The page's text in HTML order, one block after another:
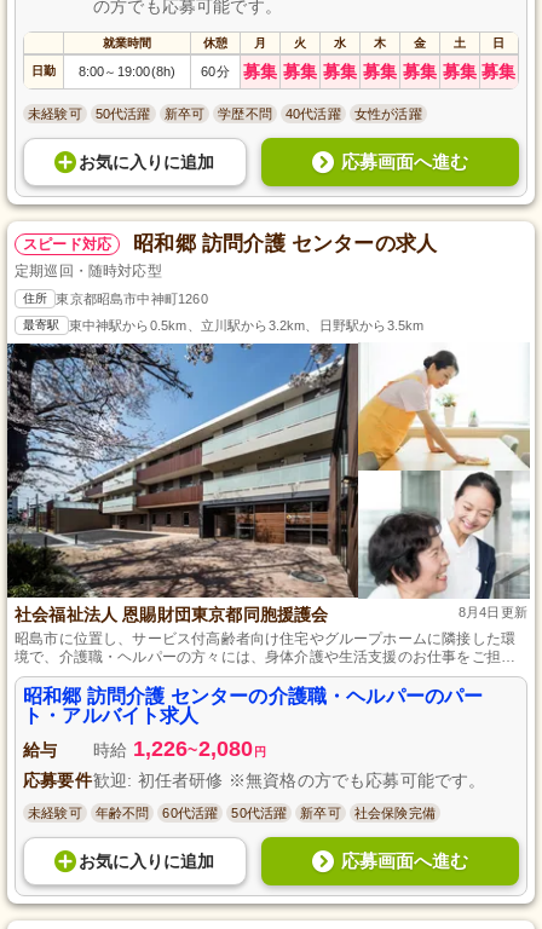
の方でも応募可能です。
就業時間 休憩 月 火 水 木 金 土 日
日勤 8:00～ 19:00(8h) 60分 募集 募集 募集 募集 募集 募集 募集
未経験可 50代活躍 新卒可 学歴不問 40代活躍 女性が活躍
お気に入り に追加 応募画面へ進む
スピード対応 昭和郷 訪問介護 センターの求人
定期巡回・随時対応型
住所 東京都昭島市中神町1260
最寄駅 東中神駅から0.5km、立川駅から3.2km、日野駅から3.5km
社会福祉法人 恩賜財団東京都同胞援護会 8月4日更新
昭島市に位置し、サービス付高齢者向け住宅やグループホームに隣接した環
境で、介護職・ヘルパーの方々には、身体介護や生活支援のお仕事をご担当
いただきます。初任者研修資格をお持ちであれば、未経験でも歓迎します。
週3日から勤務が可能で、ライフスタイルに合わせたフレキシブルな働き方を
サポートします。移動の楽さも魅力の一つです。
昭和郷 訪問介護 センターの介護職・ヘルパーのパー
ト・アルバイト求人
給与 時給 1,226~2,080 円
応募要件歓迎: 初任者研修 ※無資格の方でも応募可能です。
未経験可 年齢不問 60代活躍 50代活躍 新卒可 社会保険完備
お気に入り に追加 応募画面へ進む